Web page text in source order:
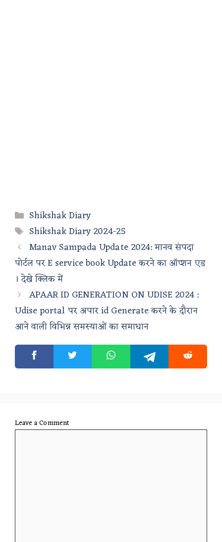
Categories
Shikshak Diary
Tags
Shikshak Diary 2024-25
Manav Sampada Update 2024: मानव संपदा
पोर्टल पर E service book Update करने का ऑप्शन एड
। देखे क्लिक में
APAAR ID GENERATION ON UDISE 2024 :
Udise portal पर अपार id Generate करने के दौरान
आने वाली विभिन्न समस्याओं का समाधान
Leave a Comment